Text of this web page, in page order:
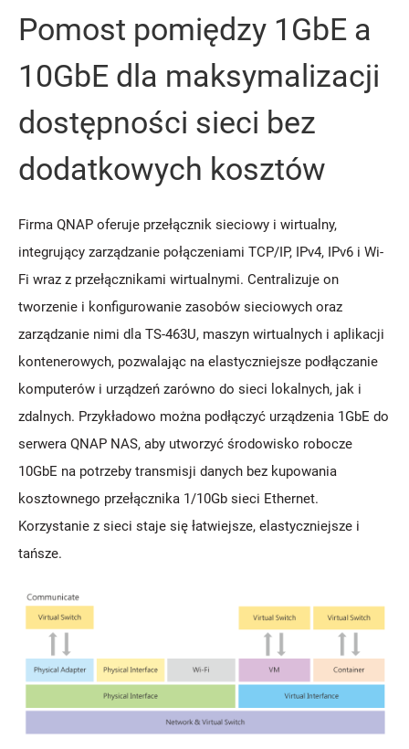
Pomost pomiędzy 1GbE a
10GbE dla maksymalizacji
dostępności sieci bez
dodatkowych kosztów
Firma QNAP oferuje przełącznik sieciowy i wirtualny,
integrujący zarządzanie połączeniami TCP/IP, IPv4, IPv6 i Wi-
Fi wraz z przełącznikami wirtualnymi. Centralizuje on
tworzenie i konfigurowanie zasobów sieciowych oraz
zarządzanie nimi dla TS-463U, maszyn wirtualnych i aplikacji
kontenerowych, pozwalając na elastyczniejsze podłączanie
komputerów i urządzeń zarówno do sieci lokalnych, jak i
zdalnych. Przykładowo można podłączyć urządzenia 1GbE do
serwera QNAP NAS, aby utworzyć środowisko robocze
10GbE na potrzeby transmisji danych bez kupowania
kosztownego przełącznika 1/10Gb sieci Ethernet.
Korzystanie z sieci staje się łatwiejsze, elastyczniejsze i
tańsze.